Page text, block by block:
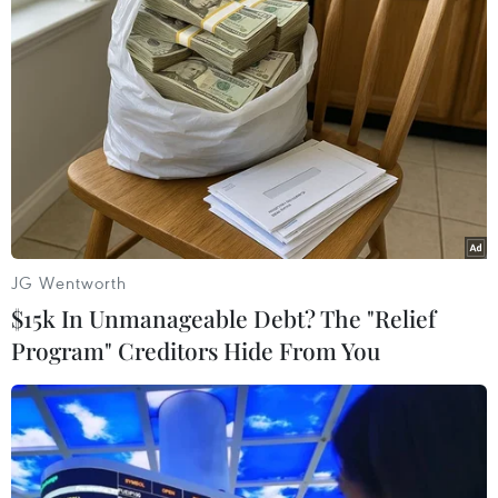
dân tràn đầy nghị lực và luôn vui vẻ. Vẽ các loài
bướm của đất nước chúng tôi đã làm làm cho
thơ ca nảy mầm trong tôi, lấy nguồn cảm hứng
từ những vần thơ và bài hát của rất nhiều nghệ
sỹ của chúng tôi"./.
(TTXVN/Vietnam+)
JG Wentworth
$15k In Unmanageable Debt? The "Relief
Program" Creditors Hide From You